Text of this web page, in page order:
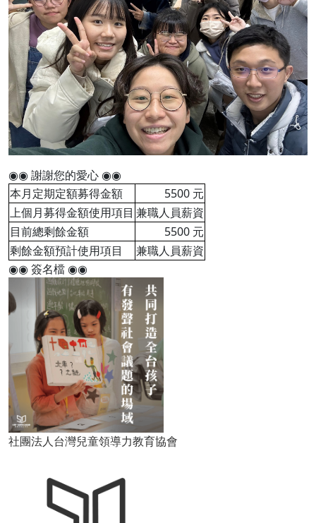
◉◉ 謝謝您的愛心 ◉◉
本月定期定額募得金額
5500 元
上個月募得金額使用項目 兼職人員薪資
目前總剩餘金額
5500 元
剩餘金額預計使用項目
兼職人員薪資
◉◉ 簽名檔 ◉◉
社團法人台灣兒童領導力教育協會